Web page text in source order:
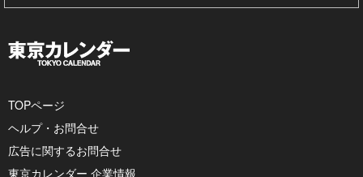
TOPページ
ヘルプ・お問合せ
広告に関するお問合せ
東京カレンダー 企業情報